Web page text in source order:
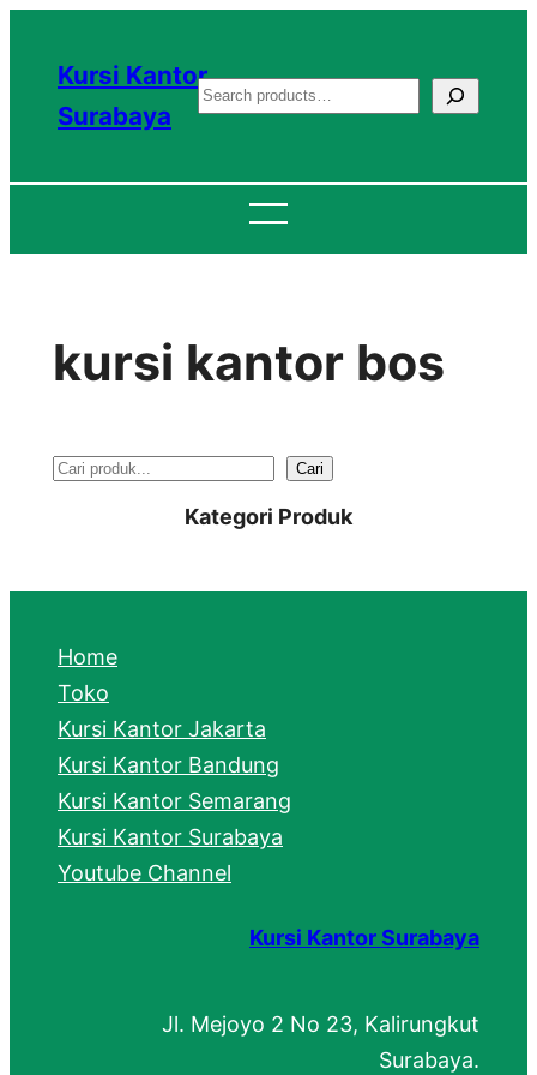
konten
Kursi Kantor
Surabaya
S
a
c
kursi kantor bos
S
r
h
Cari
Kategori Produk
Home
Toko
Kursi Kantor Jakarta
Kursi Kantor Bandung
Kursi Kantor Semarang
Kursi Kantor Surabaya
Youtube Channel
Kursi Kantor Surabaya
Jl. Mejoyo 2 No 23, Kalirungkut
Surabaya.